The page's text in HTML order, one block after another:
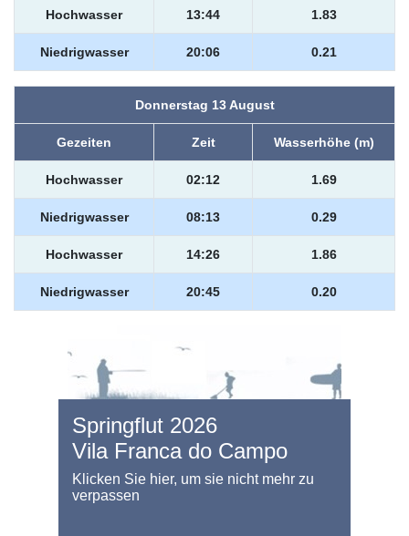
Hochwasser 13:44 1.83
Niedrigwasser 20:06 0.21
Donnerstag 13 August
Gezeiten Zeit Wasserhöhe (m)
Hochwasser 02:12 1.69
Niedrigwasser 08:13 0.29
Hochwasser 14:26 1.86
Niedrigwasser 20:45 0.20
Springflut 2026
Vila Franca do Campo
Klicken Sie hier, um sie nicht mehr zu
verpassen